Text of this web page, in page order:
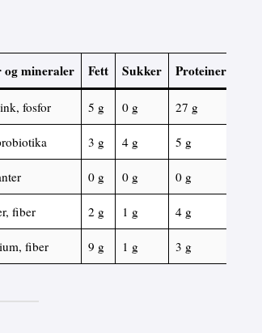
mineraler Fett Sukker Proteiner
fosfor 5 g 0 g 27 g
3 g 4 g 5 g
0 g 0 g 0 g
fiber 2 g 1 g 4 g
fiber 9 g 1 g 3 g